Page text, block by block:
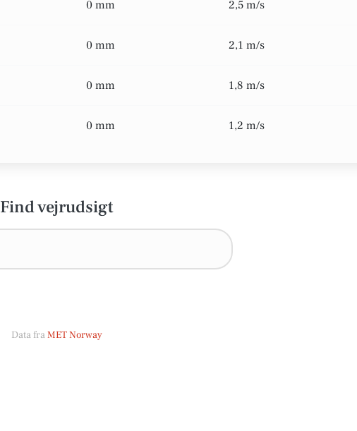
0 mm 2,5 m/s
0 mm 2,1 m/s
0 mm 1,8 m/s
0 mm 1,2 m/s
Find vejrudsigt
Data fraMET Norway